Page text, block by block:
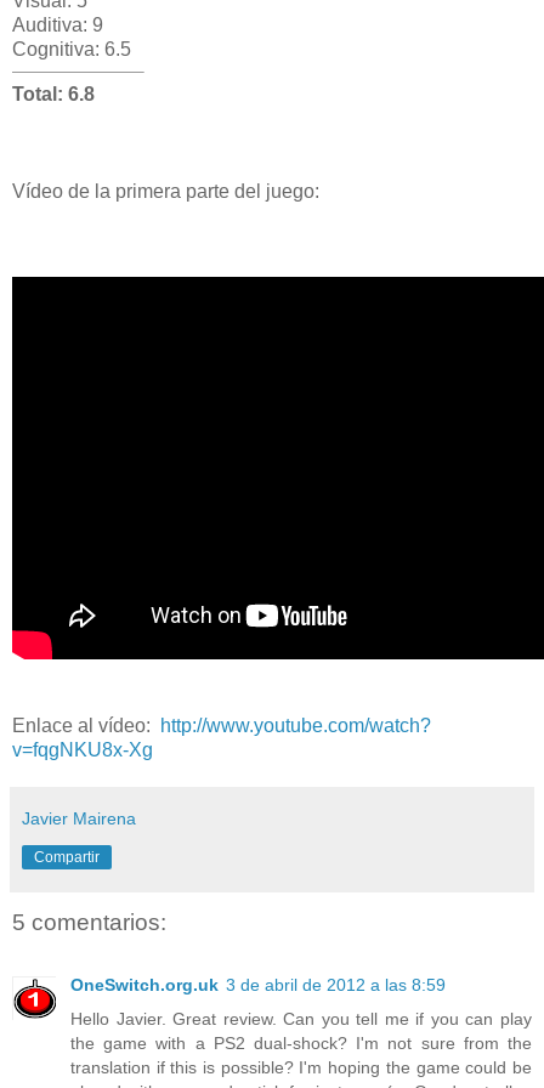
Auditiva: 9
Cognitiva: 6.5
Total: 6.8
Vídeo de la primera parte del juego:
Enlace al vídeo:
http://www.youtube.com/watch?
v=fqgNKU8x-Xg
Javier Mairena
Compartir
5 comentarios:
OneSwitch.org.uk 3 de abril de 2012 a las 8:59
Hello Javier. Great review. Can you tell me if you can play
the game with a PS2 dual-shock? I'm not sure from the
translation if this is possible? I'm hoping the game could be